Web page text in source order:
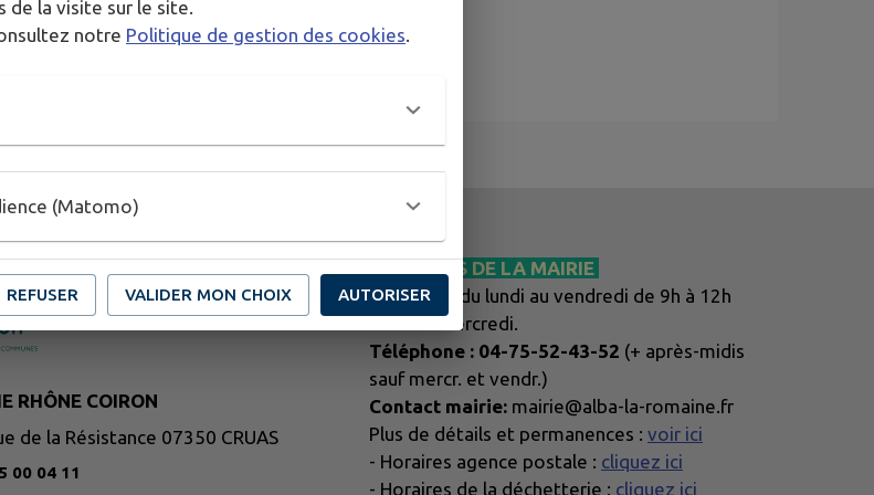
RHÔNE COIRON
de la Résistance 07350 CRUAS
00 04 11
HORAIRES DE LA MAIRIE
Horaires :
du lundi au vendredi de 9h à 12h
SAUF le mercredi.
Téléphone : 04-75-52-43-52 (+ après-midis
sauf mercr. et vendr.)
Contact mairie: mairie@alba-la-romaine.fr
Plus de détails et permanences : voir ici
- Horaires agence postale : cliquez ici
- Horaires de la déchetterie : cliquez ici
la visite sur le site.
notre Politique de gestion des cookies
(Matomo)
REFUSER VALIDER MON CHOIX AUTORISER